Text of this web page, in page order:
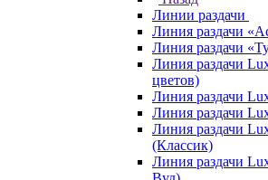
Линии раздачи
Линия раздачи
Линия раздачи
Линия раздачи
цветов)
Линия раздачи
Линия раздачи
Линия раздачи
(Классик)
Линия раздачи